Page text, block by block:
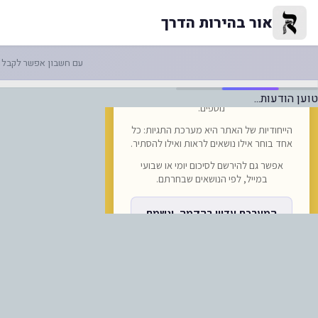
האם מציאותי לנסוע ללא
אור בהירות הדרך
עם חשבון אפשר לקבל
טוען הודעות...